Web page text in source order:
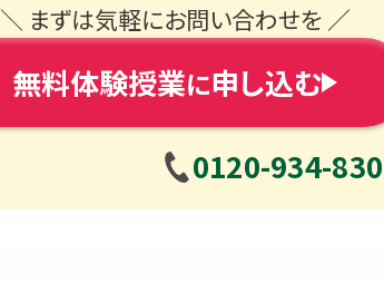
＼ まずは気軽にお問い合わせを ／
無料体験授業に申し込む
0120-934-830